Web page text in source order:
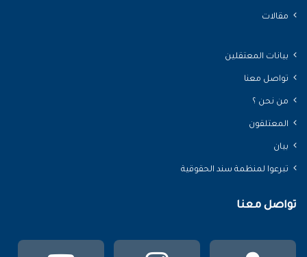
مقالات
بيانات المعتقلين
تواصل معنا
من نحن ؟
المعتلقون
بيان
تبرعوا لمنظمة سند الحقوقية
تواصل معنا